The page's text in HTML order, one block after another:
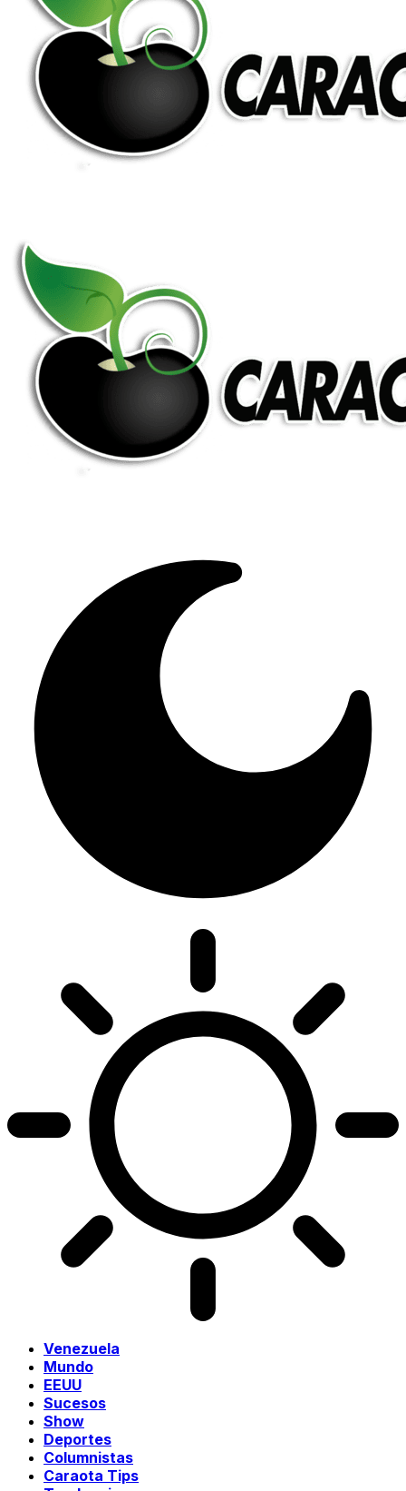
Venezuela
Mundo
EEUU
Sucesos
Show
Deportes
Columnistas
Caraota Tips